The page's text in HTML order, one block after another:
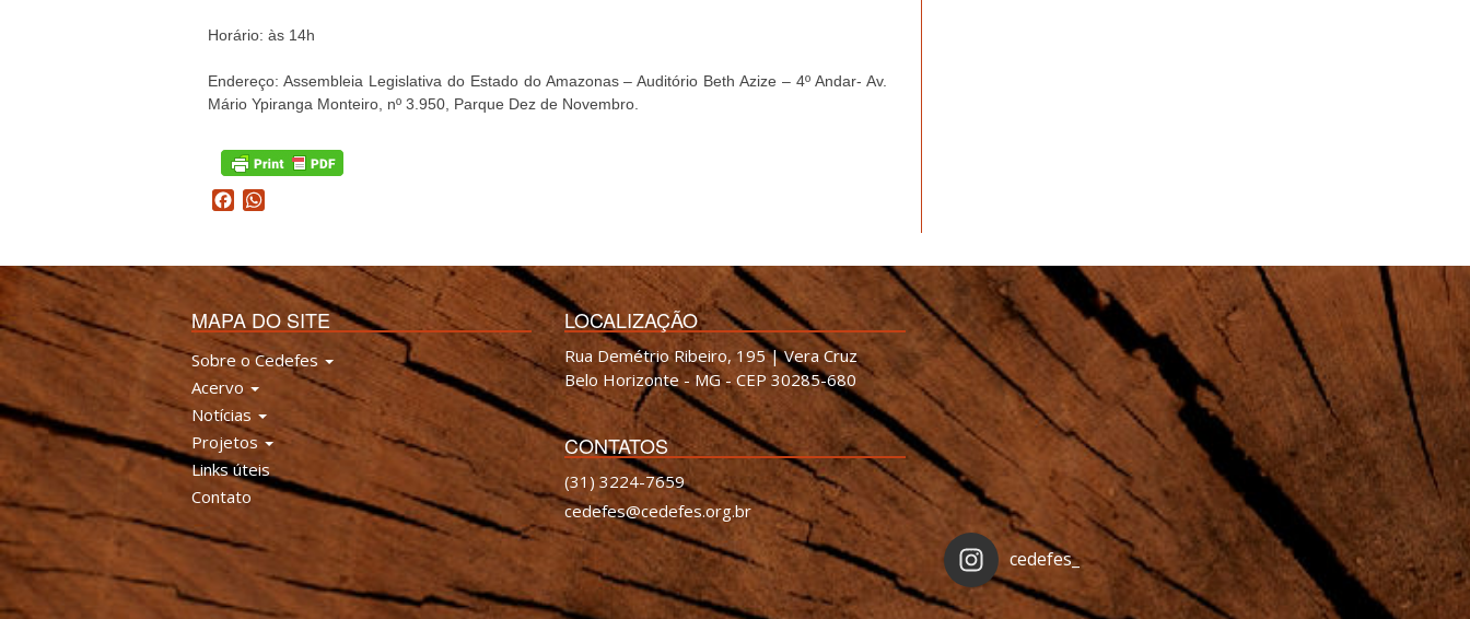
Horário: às 14h
Endereço: Assembleia Legislativa do Estado do Amazonas – Auditório Beth Azize – 4º Andar- Av.
Mário Ypiranga Monteiro, nº 3.950, Parque Dez de Novembro.
Facebook
MAPA DO SITE
Sobre o Cedefes
Acervo
Notícias
Projetos
Links úteis
Contato
LOCALIZAÇÃO
Rua Demétrio Ribeiro, 195 | Vera Cruz
Belo Horizonte - MG - CEP 30285-680
CONTATOS
(31) 3224-7659
cedefes@cedefes.org.br
cedefes_